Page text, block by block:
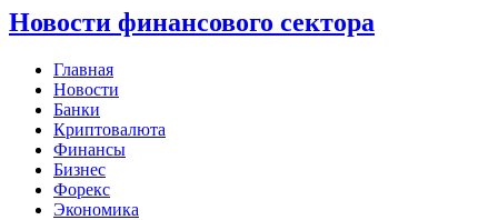
Новости финансового сектора
Главная
Новости
Банки
Криптовалюта
Финансы
Бизнес
Форекс
Экономика